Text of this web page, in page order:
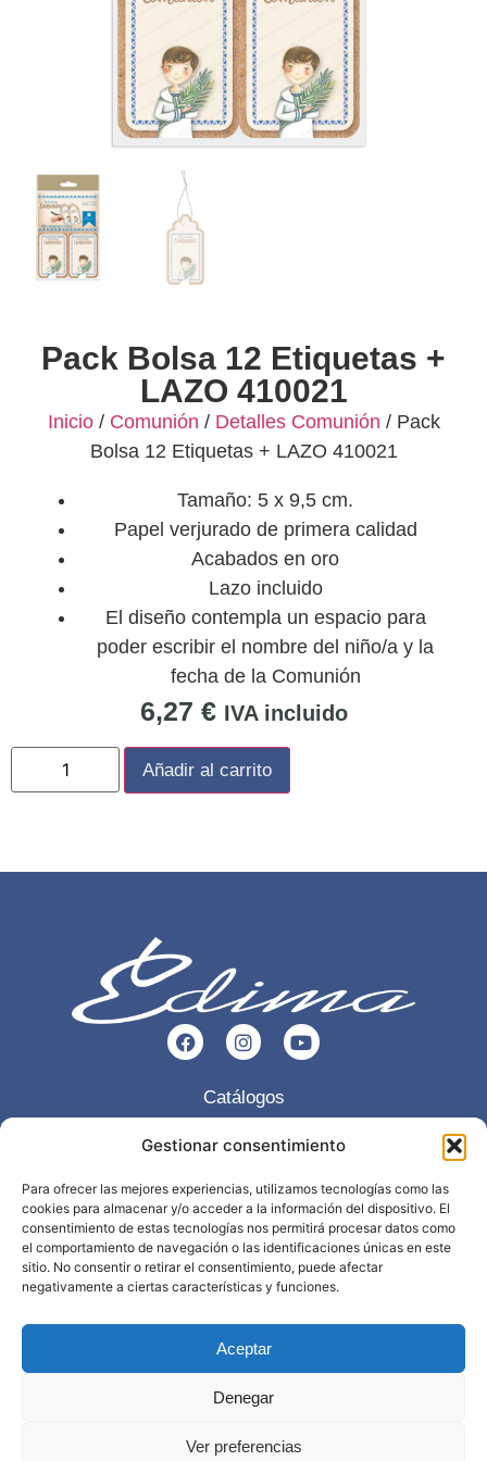
Gestionar consentimiento
Para ofrecer las mejores experiencias, utilizamos tecnologías como las
cookies para almacenar y/o acceder a la información del dispositivo. El
consentimiento de estas tecnologías nos permitirá procesar datos como
el comportamiento de navegación o las identificaciones únicas en este
sitio. No consentir o retirar el consentimiento, puede afectar
negativamente a ciertas características y funciones.
Aceptar
Denegar
Ver preferencias
Pack Bolsa 12 Etiquetas +
LAZO 410021
Inicio/ Comunión / Detalles Comunión / Pack
Bolsa 12 Etiquetas + LAZO 410021
Tamaño: 5 x 9,5 cm.
Papel verjurado de primera calidad
Acabados en oro
Lazo incluido
El diseño contempla un espacio para
poder escribir el nombre del niño/a y la
fecha de la Comunión
6,27 € IVA incluido
Añadir al carrito
Catálogos
Servicios
Trabajos realizados
Contacto
968 898 297
info@edima.es
Política privacidad
Aviso legal